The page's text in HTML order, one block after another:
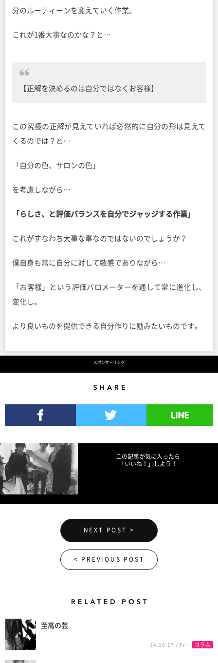
分のルーティーンを変えていく作業。
これが1番大事なのかな？と…
【正解を決めるのは自分ではなくお客様】
この究極の正解が見えていれば必然的に自分の形は見えて
くるのでは？と…
「自分の色、サロンの色」
を考慮しながら…
「らしさ、と評価バランスを自分でジャッジする作業」
これがすなわち大事な事なのではないのでしょうか？
僕自身も常に自分に対して敏感でありながら…
「お客様」という評価バロメーターを通して常に進化し、
変化し。
より良いものを提供できる自分作りに励みたいものです。
スポンサーリンク
この記事が気に入ったら
「いいね！」しよう！
NEXT POST >
< PREVIOUS POST
至高の芸
14.10.17 / Fri コラム